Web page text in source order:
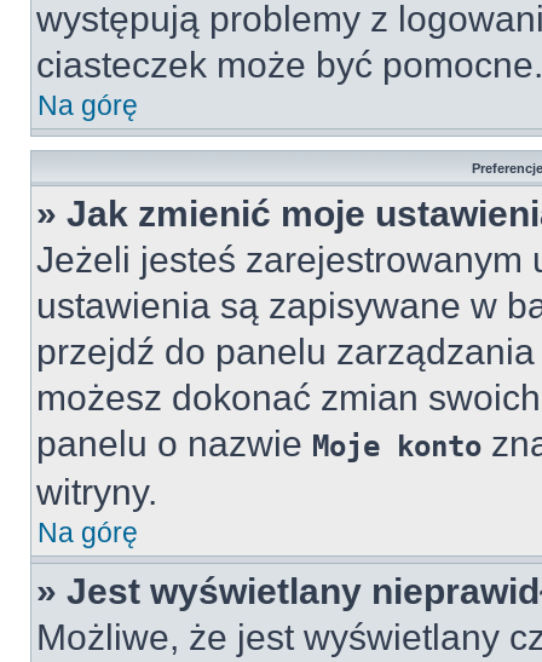
występują problemy z
ciasteczek może być pomocne.
Na górę
» Jak zmienić moje
Jeżeli jesteś zarejestrowanym
ustawienia są zapisywane w
przejdź do panelu
możesz dokonać zmian
panelu o nazwie Moje konto
witryny.
Na górę
» Jest wyświetlany
Możliwe, że jest wyświetlany